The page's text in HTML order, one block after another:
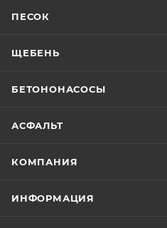
ПЕСОК
ЩЕБЕНЬ
БЕТОНОНАСОСЫ
АСФАЛЬТ
КОМПАНИЯ
ИНФОРМАЦИЯ